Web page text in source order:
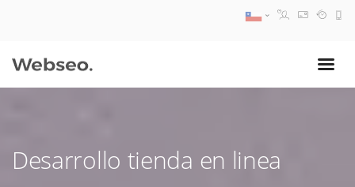
Desarrollo tienda en linea
09:30 AM A 18:30 PM